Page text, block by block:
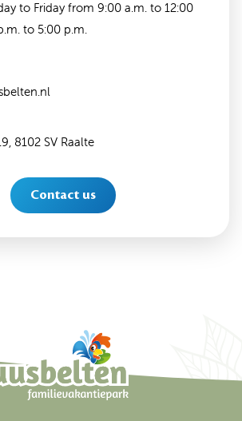
to Friday from 9:00 a.m. to 12:00
to 5:00 p.m.
8102 SV Raalte
Contact us